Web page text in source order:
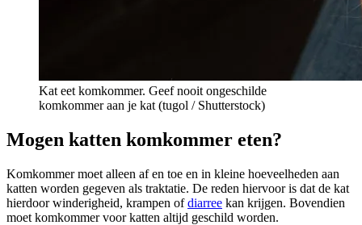
Kat eet komkommer. Geef nooit ongeschilde
komkommer aan je kat (tugol / Shutterstock)
Mogen katten komkommer eten?
Komkommer moet alleen af en toe en in kleine hoeveelheden aan
katten worden gegeven als traktatie. De reden hiervoor is dat de kat
hierdoor winderigheid, krampen ofdiarree kan krijgen. Bovendien
moet komkommer voor katten altijd geschild worden.